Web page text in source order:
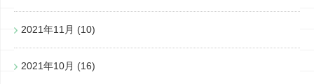
2021年11月 (10)
2021年10月 (16)